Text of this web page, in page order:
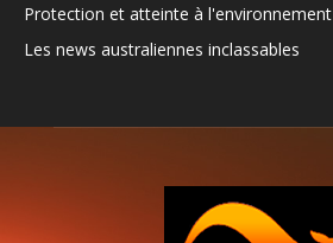
Protection et atteinte à l'environnement
Les news australiennes inclassables